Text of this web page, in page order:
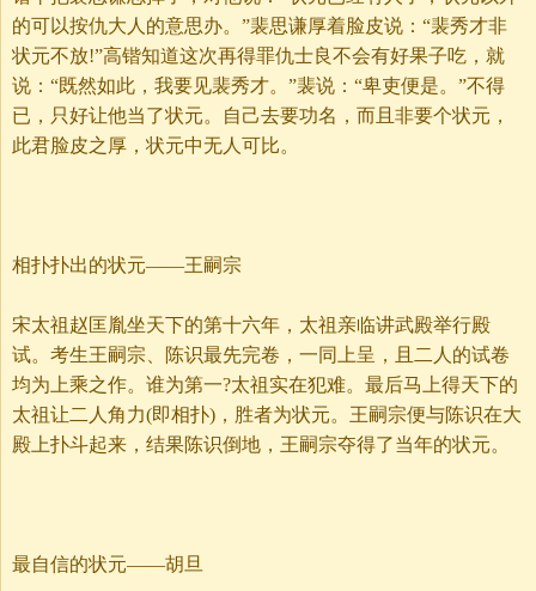
的可以按仇大人的意思办。”裴思谦厚着脸皮说：“裴秀才非
状元不放!”高锴知道这次再得罪仇士良不会有好果子吃，就
说：“既然如此，我要见裴秀才。”裴说：“卑吏便是。”不得
已，只好让他当了状元。自己去要功名，而且非要个状元，
此君脸皮之厚，状元中无人可比。
相扑扑出的状元——王嗣宗
宋太祖赵匡胤坐天下的第十六年，太祖亲临讲武殿举行殿
试。考生王嗣宗、陈识最先完卷，一同上呈，且二人的试卷
均为上乘之作。谁为第一?太祖实在犯难。最后马上得天下的
太祖让二人角力(即相扑)，胜者为状元。王嗣宗便与陈识在大
殿上扑斗起来，结果陈识倒地，王嗣宗夺得了当年的状元。
最自信的状元——胡旦